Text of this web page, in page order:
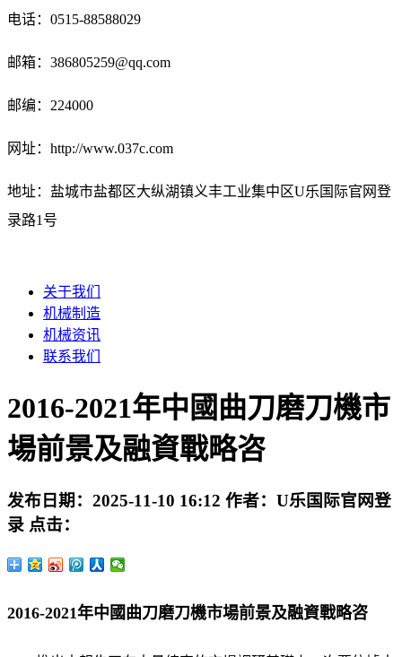
电话： 0515-88588029
邮箱： 386805259@qq.com
邮编：224000
网址：http://www.037c.com
地址：盐城市盐都区大纵湖镇义丰工业集中区U乐国际官网登
录路1号
关于我们
机械制造
机械资讯
联系我们
2016-2021年中國曲刀磨刀機市
場前景及融資戰略咨
发布日期： 2025-11-10 16:12 作者： U乐国际官网登
录 点击：
2016-2021年中國曲刀磨刀機市場前景及融資戰略咨